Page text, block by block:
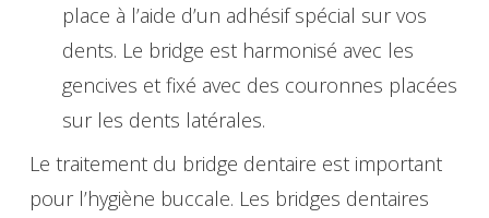
place à l’aide d’un adhésif spécial sur vos
dents. Le bridge est harmonisé avec les
gencives et fixé avec des couronnes placées
sur les dents latérales.
Le traitement du bridge dentaire est important
pour l’hygiène buccale. Les bridges dentaires